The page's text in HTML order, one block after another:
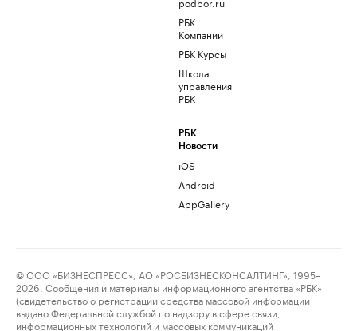
РБК
Компании
РБК Курсы
Школа
управления
РБК
РБК
Новости
iOS
Android
AppGallery
© ООО «БИЗНЕСПРЕСС», АО «РОСБИЗНЕСКОНСАЛТИНГ», 1995–
2026. Сообщения и материалы информационного агентства «РБК»
(свидетельство о регистрации средства массовой информации
выдано Федеральной службой по надзору в сфере связи,
информационных технологий и массовых коммуникаций